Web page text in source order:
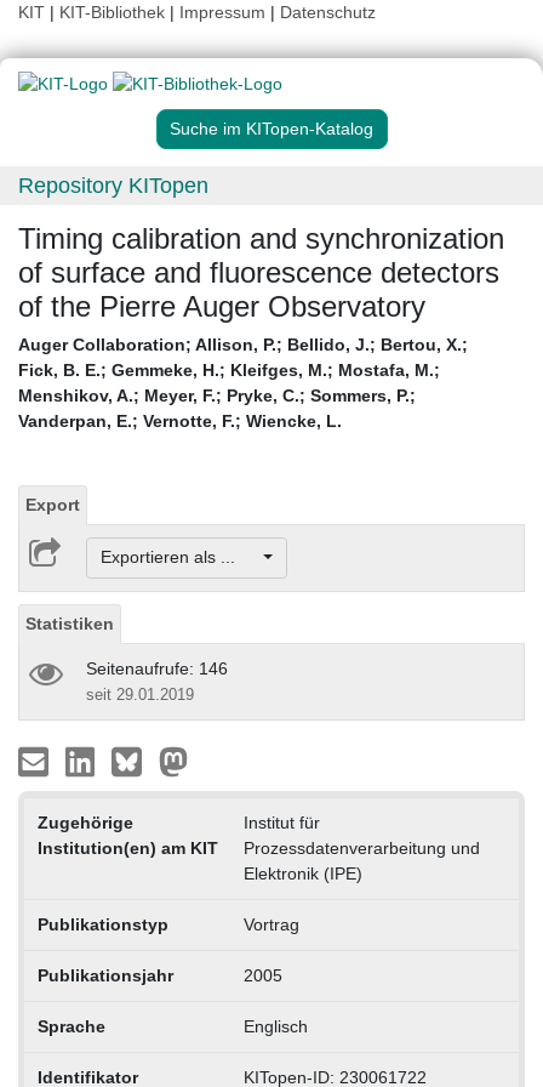
KIT | KIT-Bibliothek | Impressum | Datenschutz
Suche im KITopen-Katalog
Repository KITopen
Timing calibration and synchronization
of surface and fluorescence detectors
of the Pierre Auger Observatory
Auger Collaboration; Allison, P.; Bellido, J.; Bertou, X.;
Fick, B. E.; Gemmeke, H.; Kleifges, M.; Mostafa, M.;
Menshikov, A.; Meyer, F.; Pryke, C.; Sommers, P.;
Vanderpan, E.; Vernotte, F.; Wiencke, L.
Export
Exportieren als ...
Statistiken
Seitenaufrufe: 146
seit 29.01.2019
Zugehörige
Institution(en) am KIT
Institut für
Prozessdatenverarbeitung und
Elektronik (IPE)
Publikationstyp Vortrag
Publikationsjahr 2005
Sprache Englisch
Identifikator KITopen-ID: 230061722